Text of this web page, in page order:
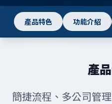
產品特色 功能介紹
產
簡捷流程、多公司管